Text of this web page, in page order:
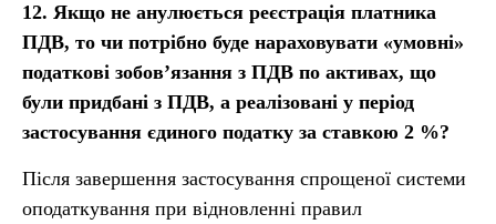
12. Якщо не анулюється реєстрація платника
ПДВ, то чи потрібно буде нараховувати «умовні»
податкові зобов’язання з ПДВ по активах, що
були придбані з ПДВ, а реалізовані у період
застосування єдиного податку за ставкою 2 %?
Після завершення застосування спрощеної системи
оподаткування при відновленні правил